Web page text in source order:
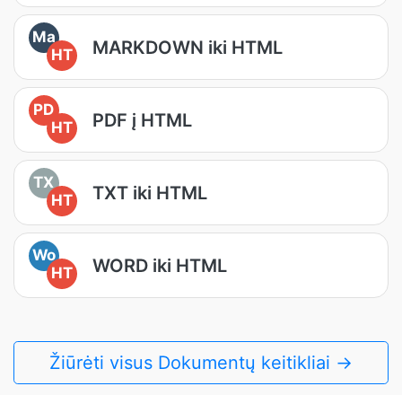
Ma
HT
MARKDOWN iki HTML
PD
HT
PDF į HTML
TX
HT
TXT iki HTML
Wo
HT
WORD iki HTML
Žiūrėti visus Dokumentų keitikliai →